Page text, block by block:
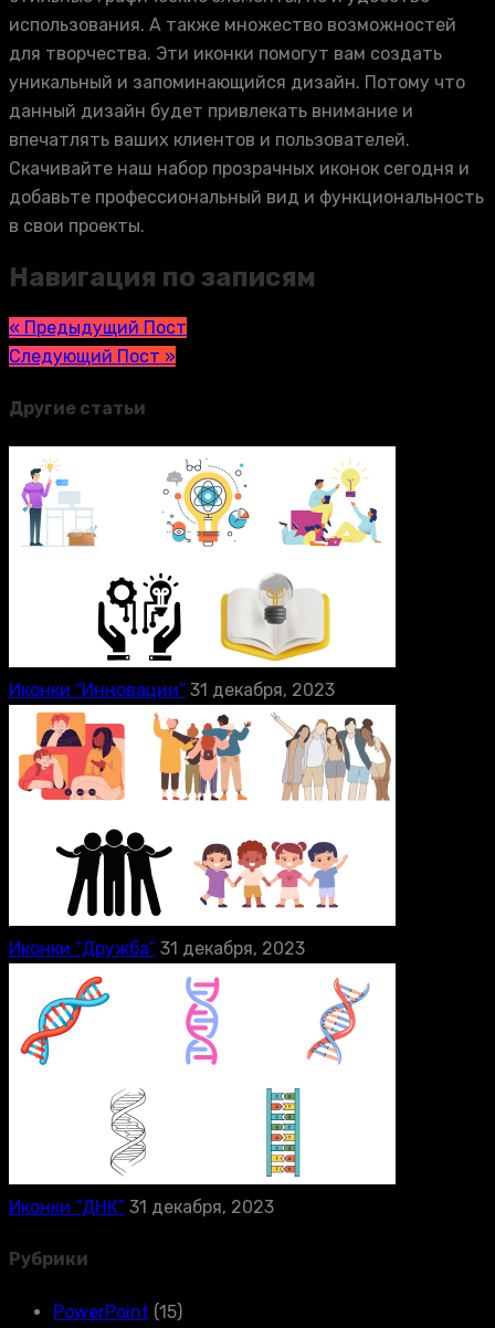
использования. А также множество возможностей
для творчества. Эти иконки помогут вам создать
уникальный и запоминающийся дизайн. Потому что
данный дизайн будет привлекать внимание и
впечатлять ваших клиентов и пользователей.
Скачивайте наш набор прозрачных иконок сегодня и
добавьте профессиональный вид и функциональность
в свои проекты.
Навигация по записям
« Предыдущий Пост
Следующий Пост »
Другие статьи
Иконки “Инновации” 31 декабря, 2023
Иконки “Дружба” 31 декабря, 2023
Иконки “ДНК” 31 декабря, 2023
Рубрики
PowerPoint (15)